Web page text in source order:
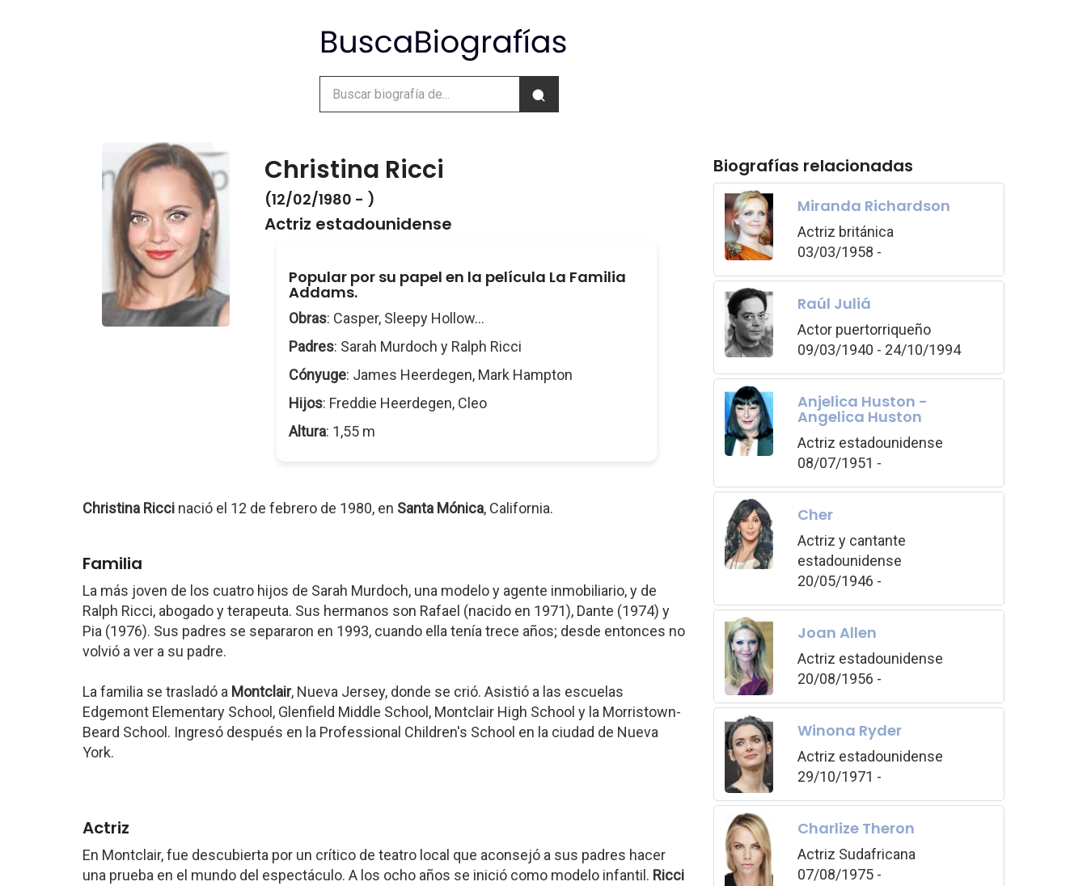
Christina Ricci
(12/02/1980 - )
Actriz estadounidense
Popular por su papel en la película La Familia
Addams.
Obras: Casper, Sleepy Hollow...
Padres: Sarah Murdoch y Ralph Ricci
Cónyuge: James Heerdegen, Mark Hampton
Hijos: Freddie Heerdegen, Cleo
Altura: 1,55 m
Christina Ricci nació el 12 de febrero de 1980, en Santa Mónica, California.
Familia
La más joven de los cuatro hijos de Sarah Murdoch, una modelo y agente inmobiliario, y de
Ralph Ricci, abogado y terapeuta. Sus hermanos son Rafael (nacido en 1971), Dante (1974) y
Pia (1976). Sus padres se separaron en 1993, cuando ella tenía trece años; desde entonces no
volvió a ver a su padre.
La familia se trasladó a Montclair, Nueva Jersey, donde se crió. Asistió a las escuelas
Edgemont Elementary School, Glenfield Middle School, Montclair High School y la Morristown-
Beard School. Ingresó después en la Professional Children's School en la ciudad de Nueva
York.
Actriz
En Montclair, fue descubierta por un crítico de teatro local que aconsejó a sus padres hacer
una prueba en el mundo del espectáculo. A los ocho años se inició como modelo infantil. Ricci
Biografías relacionadas
Miranda Richardson
Actriz británica
03/03/1958 -
Raúl Juliá
Actor puertorriqueño
09/03/1940 - 24/10/1994
Anjelica Huston -
Angelica Huston
Actriz estadounidense
08/07/1951 -
Cher
Actriz y cantante
estadounidense
20/05/1946 -
Joan Allen
Actriz estadounidense
20/08/1956 -
Winona Ryder
Actriz estadounidense
29/10/1971 -
Charlize Theron
Actriz Sudafricana
07/08/1975 -